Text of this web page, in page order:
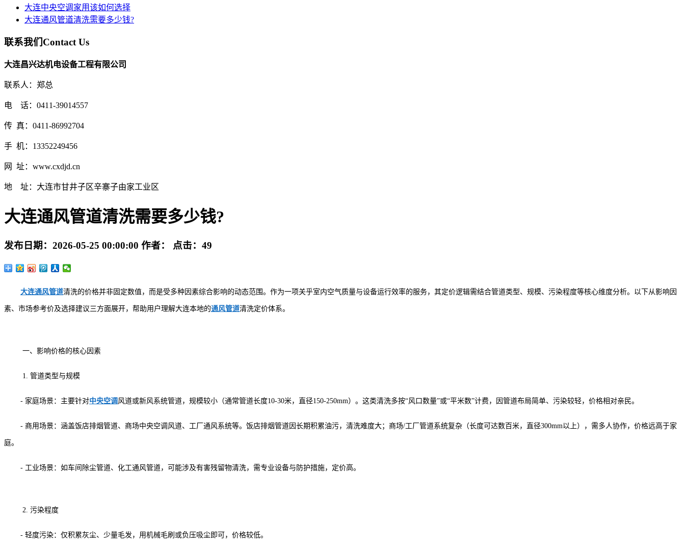
大连中央空调家用该如何选择
大连通风管道清洗需要多少钱?
联系我们Contact Us
大连昌兴达机电设备工程有限公司
联系人：郑总
电 话：0411-39014557
传 真：0411-86992704
手 机：13352249456
网 址：www.cxdjd.cn
地 址：大连市甘井子区辛寨子由家工业区
大连通风管道清洗需要多少钱?
发布日期： 2026-05-25 00:00:00 作者： 点击： 49
大连通风管道清洗的价格并非固定数值，而是受多种因素综合影响的动态范围。作为一项关乎室内空气质量与设备运行效率的服务，其定价逻辑需结合管道类型、规模、污染程度等核心维度分析。以下从影响因
素、市场参考价及选择建议三方面展开，帮助用户理解大连本地的通风管道清洗定价体系。
一、影响价格的核心因素
1. 管道类型与规模
- 家庭场景：主要针对中央空调 风道或新风系统管道，规模较小（通常管道长度10-30米，直径150-250mm）。这类清洗多按“风口数量”或“平米数”计费，因管道布局简单、污染较轻，价格相对亲民。
- 商用场景：涵盖饭店排烟管道、商场中央空调风道、工厂通风系统等。饭店排烟管道因长期积累油污，清洗难度大；商场/工厂管道系统复杂（长度可达数百米，直径300mm以上），需多人协作，价格远高于家
庭。
- 工业场景：如车间除尘管道、化工通风管道，可能涉及有害残留物清洗，需专业设备与防护措施，定价高。
2. 污染程度
- 轻度污染：仅积累灰尘、少量毛发，用机械毛刷或负压吸尘即可，价格较低。